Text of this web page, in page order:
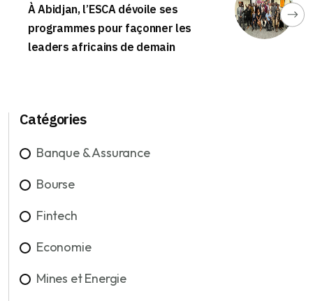
À Abidjan, l’ESCA dévoile ses
programmes pour façonner les
leaders africains de demain
Catégories
Banque & Assurance
Bourse
Fintech
Economie
Mines et Energie